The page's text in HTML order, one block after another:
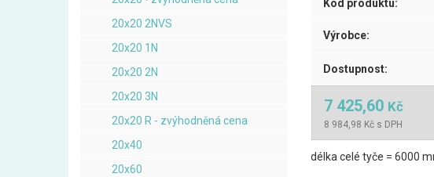
20x20 2NVS
20x20 1N
20x20 2N
20x20 3N
20x20 R - zvýhodněná cena
20x40
20x60
Kód produktu:
Výrobce:
Dostupnost:
7 425,60 Kč
8 984,98 Kč s DPH
délka celé tyče = 6000